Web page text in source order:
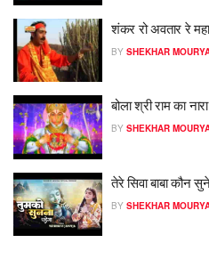
शंकर रो अवतार रे
BY SHEKHAR
बोला श्री राम का
BY SHEKHAR
तेरे सिवा बाबा कौन
BY SHEKHAR